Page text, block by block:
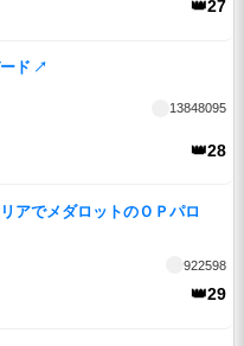
👑27
ド ↗
13848095
👑28
アでメダロットのＯＰパロ
922598
👑29